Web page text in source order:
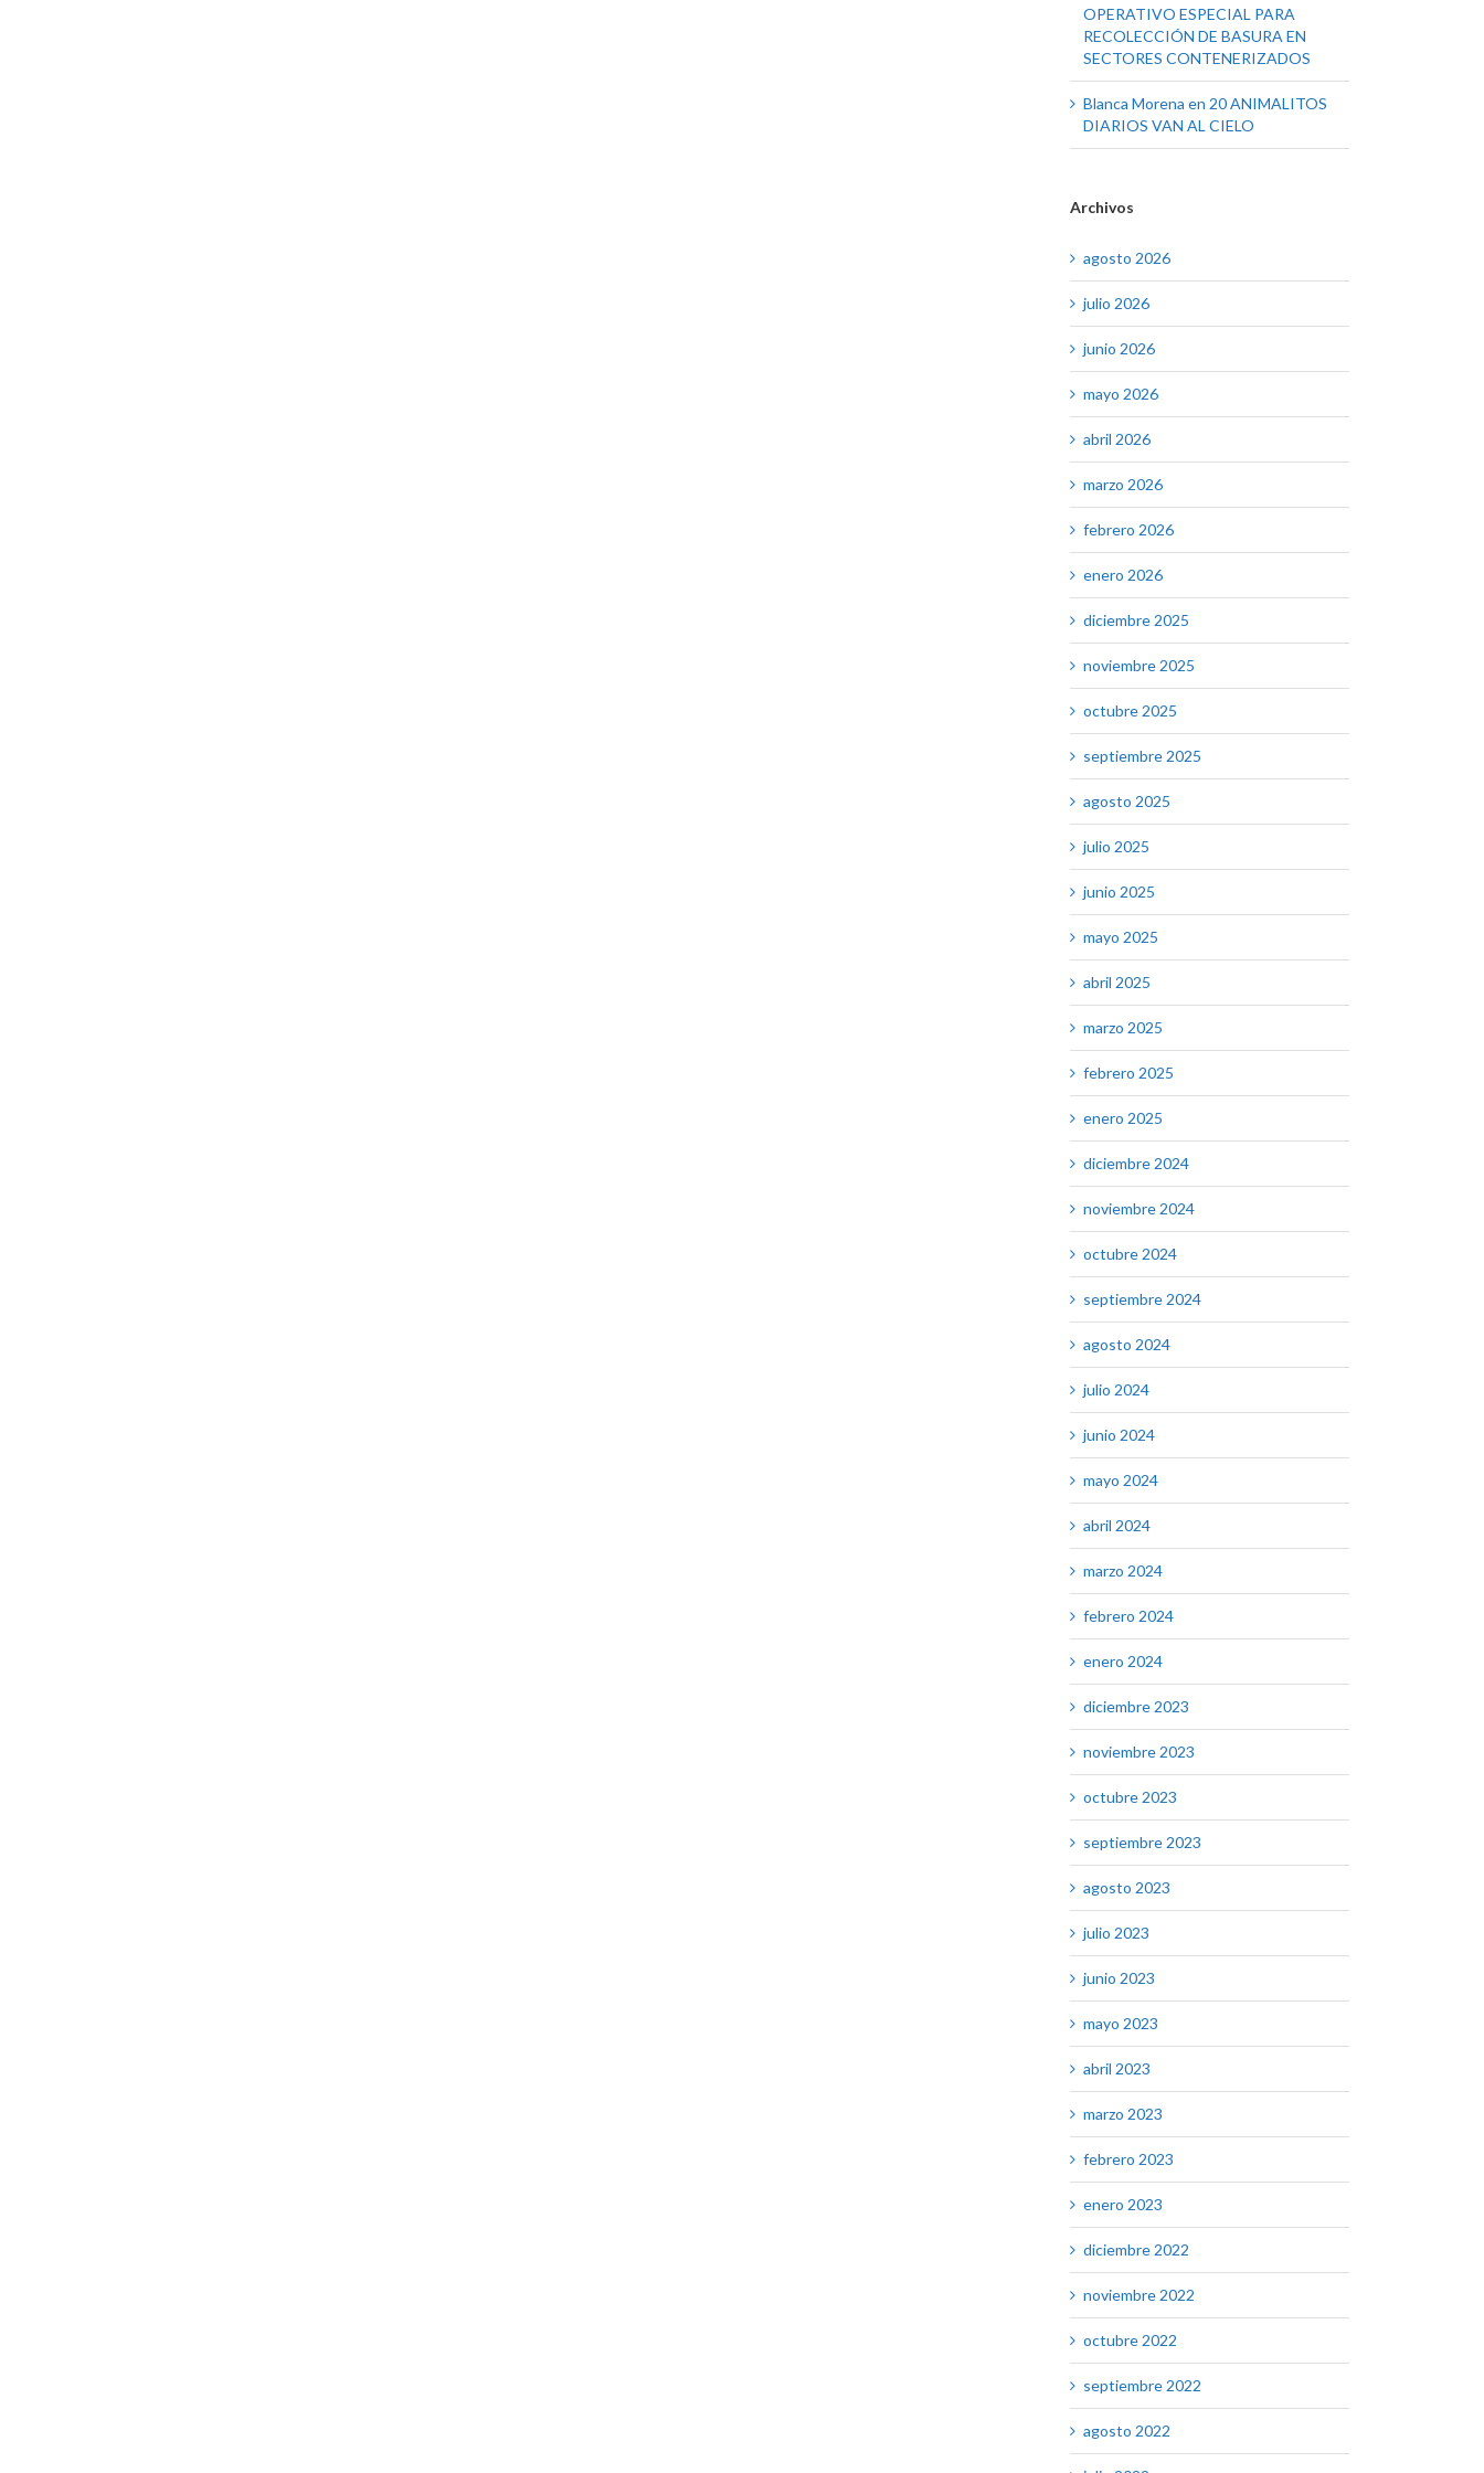
OPERATIVO ESPECIAL PARA
RECOLECCIÓN DE BASURA EN
SECTORES CONTENERIZADOS
Blanca Morena en 20 ANIMALITOS
DIARIOS VAN AL CIELO
Archivos
agosto 2026
julio 2026
junio 2026
mayo 2026
abril 2026
marzo 2026
febrero 2026
enero 2026
diciembre 2025
noviembre 2025
octubre 2025
septiembre 2025
agosto 2025
julio 2025
junio 2025
mayo 2025
abril 2025
marzo 2025
febrero 2025
enero 2025
diciembre 2024
noviembre 2024
octubre 2024
septiembre 2024
agosto 2024
julio 2024
junio 2024
mayo 2024
abril 2024
marzo 2024
febrero 2024
enero 2024
diciembre 2023
noviembre 2023
octubre 2023
septiembre 2023
agosto 2023
julio 2023
junio 2023
mayo 2023
abril 2023
marzo 2023
febrero 2023
enero 2023
diciembre 2022
noviembre 2022
octubre 2022
septiembre 2022
agosto 2022